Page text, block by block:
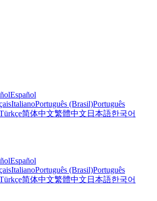
Español
ItalianoPortuguês (Brasil)Português
简体中文繁體中文 日本語한국어
Español
ItalianoPortuguês (Brasil)Português
简体中文繁體中文 日本語한국어